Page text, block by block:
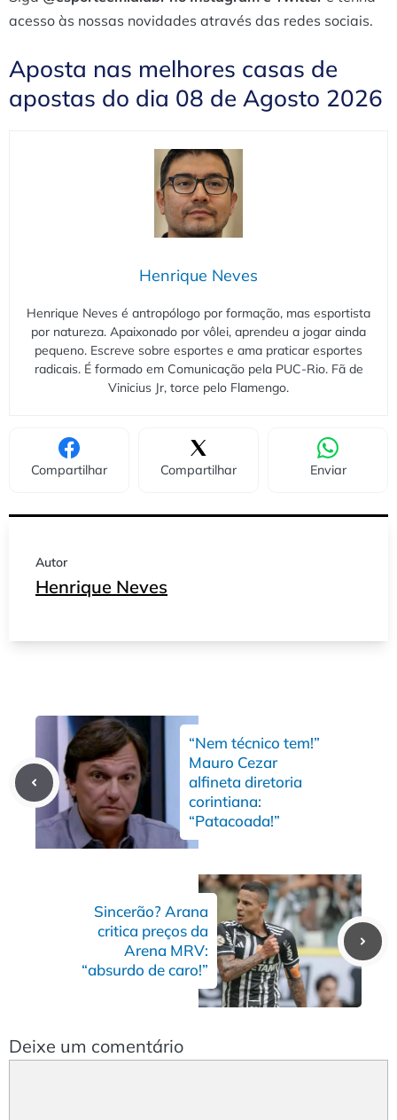
acesso às nossas novidades através das redes sociais.
Aposta nas melhores casas de
apostas do dia 08 de Agosto 2026
Henrique Neves
Henrique Neves é antropólogo por formação, mas esportista
por natureza. Apaixonado por vôlei, aprendeu a jogar ainda
pequeno. Escreve sobre esportes e ama praticar esportes
radicais. É formado em Comunicação pela PUC-Rio. Fã de
Vinicius Jr, torce pelo Flamengo.
Compartilhar Compartilhar Enviar
Autor
Henrique Neves
“Nem técnico tem!”
Mauro Cezar
alfineta diretoria
corintiana:
“Patacoada!”
Sincerão? Arana
critica preços da
Arena MRV:
“absurdo de caro!”
Deixe um comentário